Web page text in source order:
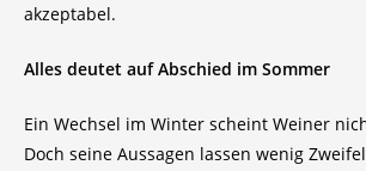
akzeptabel.
Alles deutet auf Abschied im Sommer
Ein Wechsel im Winter scheint Weiner
Doch seine Aussagen lassen wenig